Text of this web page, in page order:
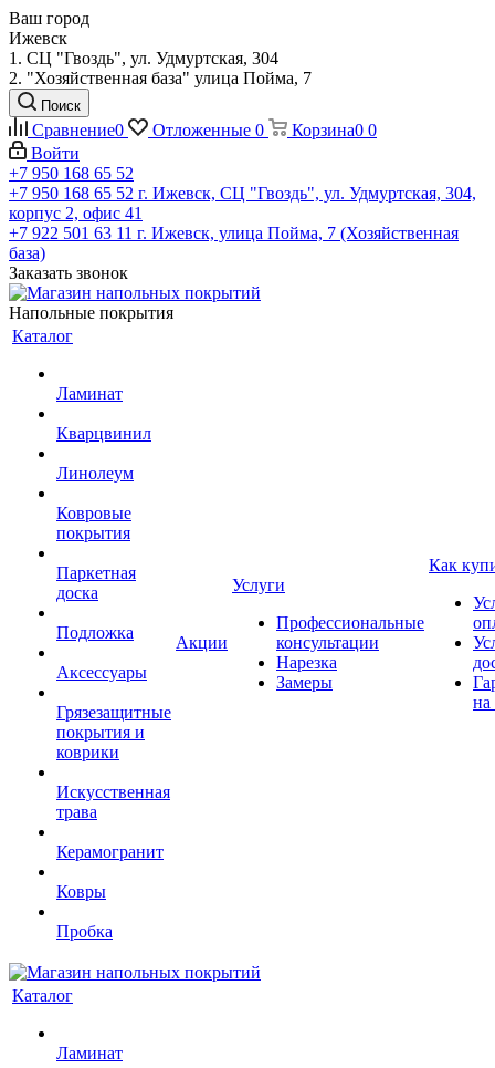
Ваш город
Ижевск
1. СЦ "Гвоздь", ул. Удмуртская, 304
2. "Хозяйственная база" улица Пойма, 7
Поиск
Сравнение0 Отложенные 0 Корзина0 0
Войти
+7 950 168 65 52
+7 950 168 65 52 г. Ижевск, СЦ "Гвоздь", ул. Удмуртская, 304,
корпус 2, офис 41
+7 922 501 63 11 г. Ижевск, улица Пойма, 7 (Хозяйственная
база)
Заказать звонок
Напольные покрытия
Каталог
Ламинат
Кварцвинил
Линолеум
Ковровые
покрытия
Паркетная
доска
Подложка
Аксессуары
Грязезащитные
покрытия и
коврики
Искусственная
трава
Керамогранит
Ковры
Пробка
Акции
Услуги
Профессиональные
консультации
Нарезка
Замеры
Как
на
Каталог
Ламинат